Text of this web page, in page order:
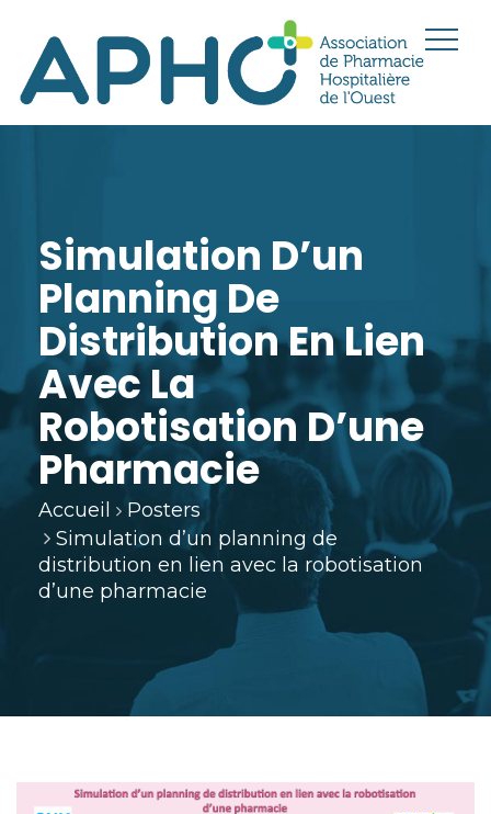
Simulation D’un
Planning De
Distribution En Lien
Avec La
Robotisation D’une
Pharmacie
Accueil
Posters
Simulation d’un planning de
distribution en lien avec la robotisation
d’une pharmacie